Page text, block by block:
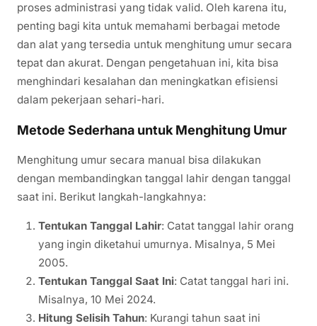
proses administrasi yang tidak valid. Oleh karena itu,
penting bagi kita untuk memahami berbagai metode
dan alat yang tersedia untuk menghitung umur secara
tepat dan akurat. Dengan pengetahuan ini, kita bisa
menghindari kesalahan dan meningkatkan efisiensi
dalam pekerjaan sehari-hari.
Metode Sederhana untuk Menghitung Umur
Menghitung umur secara manual bisa dilakukan
dengan membandingkan tanggal lahir dengan tanggal
saat ini. Berikut langkah-langkahnya:
Tentukan Tanggal Lahir: Catat tanggal lahir orang
yang ingin diketahui umurnya. Misalnya, 5 Mei
2005.
Tentukan Tanggal Saat Ini: Catat tanggal hari ini.
Misalnya, 10 Mei 2024.
Hitung Selisih Tahun: Kurangi tahun saat ini